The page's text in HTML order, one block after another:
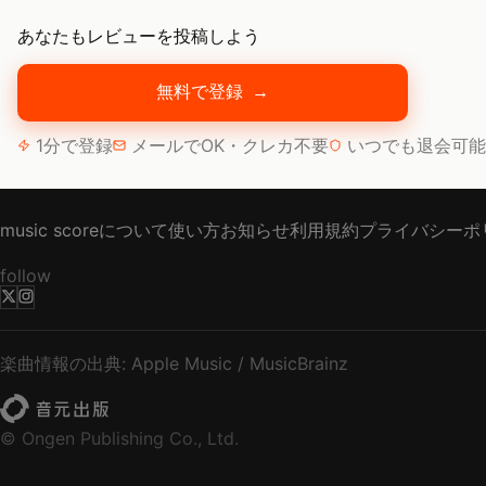
あなたもレビューを投稿しよう
無料で登録 →
1分で登録 メールでOK・クレカ不要 いつでも退会可能
music scoreについて使い方お知らせ利用規約プライバシーポ
follow
楽曲情報の出典: Apple Music / MusicBrainz
© Ongen Publishing Co., Ltd.